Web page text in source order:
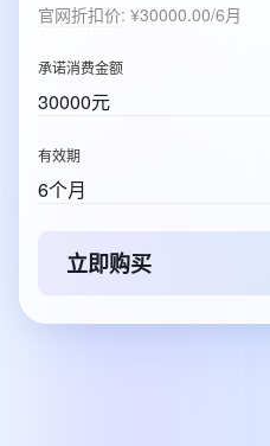
官网折扣价: ¥30000.00/6月
承诺消费金额
30000元
有效期
6个月
立即购买